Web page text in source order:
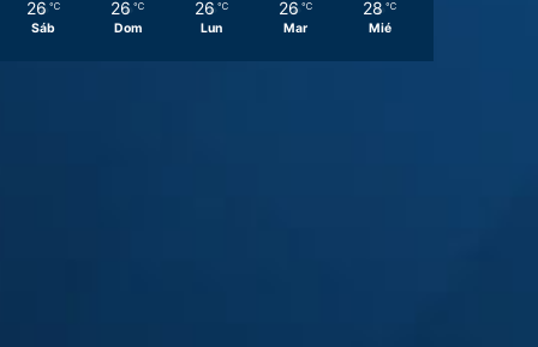
26 ℃
Sáb
26 ℃
Dom
26 ℃
Lun
26 ℃
Mar
28 ℃
Mié